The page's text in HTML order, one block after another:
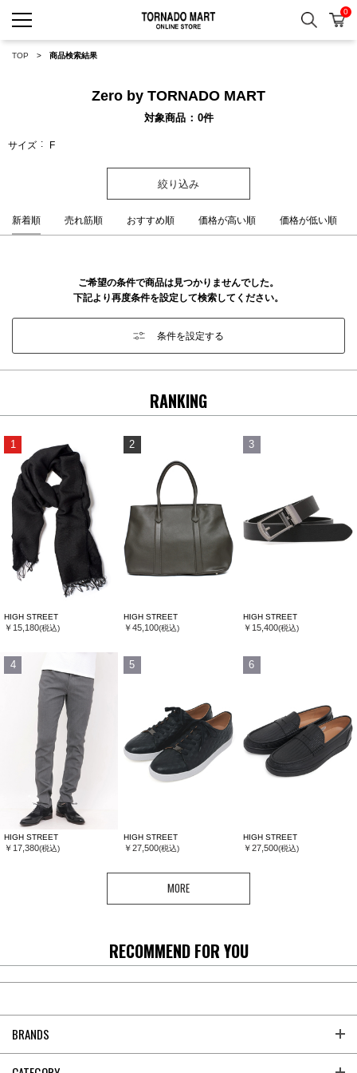
検索 カ
0
TOP 商品検索結果
Zero by TORNADO MART
対象商品 0件
サイズ F
絞り込み
新着順 売れ筋順 おすすめ順 価格が高い順 価格が低い順
ご希望の条件で商品は見つかりませんでした。
下記より再度条件を設定して検索してください。
条件を設定する
RANKING
1
HIGH STREET
￥15,180(税込)
2
HIGH STREET
￥45,100(税込)
3
HIGH STREET
￥15,400(税込)
4
HIGH STREET
￥17,380(税込)
5
HIGH STREET
￥27,500(税込)
6
HIGH STREET
￥27,500(税込)
MORE
RECOMMEND FOR YOU
BRANDS